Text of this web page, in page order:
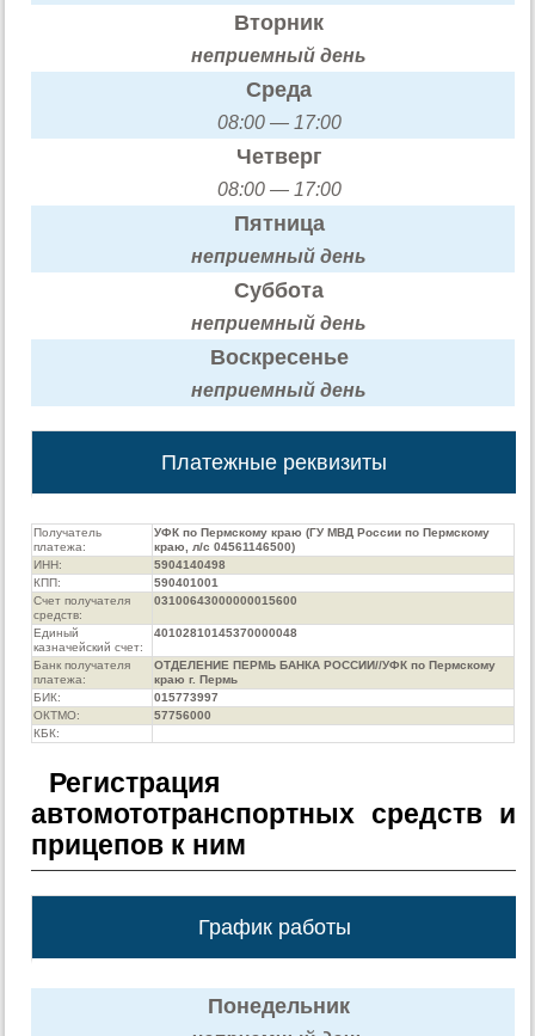
Вторник
неприемный день
Среда
08:00 — 17:00
Четверг
08:00 — 17:00
Пятница
неприемный день
Суббота
неприемный день
Воскресенье
неприемный день
Платежные реквизиты
Получатель
платежа:
УФК по Пермскому краю (ГУ МВД России по Пермскому
краю, л/с 04561146500)
ИНН:
5904140498
КПП:
590401001
Счет получателя
средств:
03100643000000015600
Единый
казначейский счет:
40102810145370000048
Банк получателя
платежа:
ОТДЕЛЕНИЕ ПЕРМЬ БАНКА РОССИИ//УФК по Пермскому
краю г. Пермь
БИК:
015773997
ОКТМО:
57756000
КБК:
Регистрация
автомототранспортных средств и
прицепов к ним
График работы
Понедельник